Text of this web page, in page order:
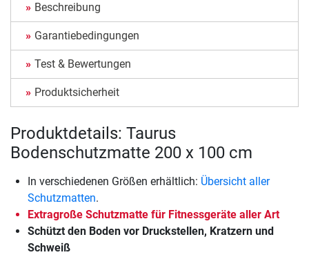
Beschreibung
Garantiebedingungen
Test & Bewertungen
Produktsicherheit
Produktdetails: Taurus
Bodenschutzmatte 200 x 100 cm
In verschiedenen Größen erhältlich: Übersicht aller
Schutzmatten.
Extragroße Schutzmatte für Fitnessgeräte aller Art
Schützt den Boden vor Druckstellen, Kratzern und
Schweiß